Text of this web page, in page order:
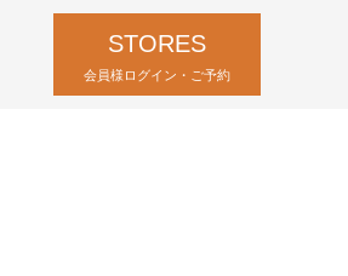
STORES
会員様ログイン・ご予約